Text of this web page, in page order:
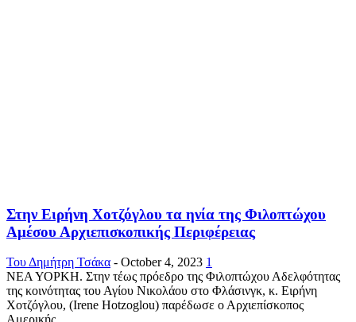
Στην Ειρήνη Χοτζόγλου τα ηνία της Φιλοπτώχου
Αμέσου Αρχιεπισκοπικής Περιφέρειας
Του Δημήτρη Τσάκα - October 4, 2023 1
ΝΕΑ ΥΟΡΚΗ. Στην τέως πρόεδρο της Φιλοπτώχου Αδελφότητας
της κοινότητας του Αγίου Νικολάου στο Φλάσινγκ, κ. Ειρήνη
Χοτζόγλου, (Irene Hotzoglou) παρέδωσε ο Αρχιεπίσκοπος